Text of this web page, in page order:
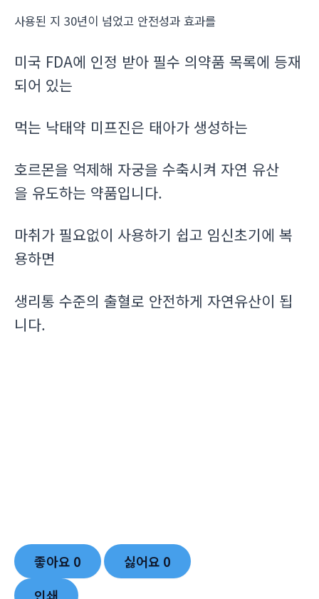
사용된 지 30년이 넘었고 안전성과 효과를
미국 FDA에 인정 받아 필수 의약품 목록에 등재
되어 있는
먹는 낙태약 미프진은 태아가 생성하는
호르몬을 억제해 자궁을 수축시켜 자연 유산
을 유도하는 약품입니다.
마취가 필요없이 사용하기 쉽고 임신초기에 복
용하면
생리통 수준의 출혈로 안전하게 자연유산이 됩
니다.
좋아요 0 싫어요 0